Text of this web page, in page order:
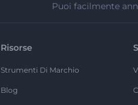
Puoi facilmente
Risorse
Strumenti Di Marchio
Blog